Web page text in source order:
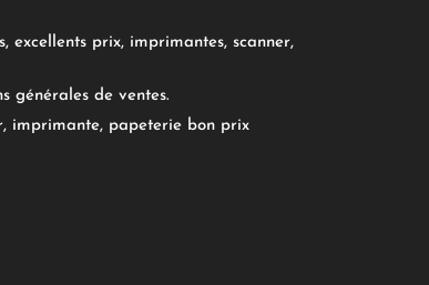
excellents prix, imprimantes, scanner,
générales de ventes.
imprimante, papeterie bon prix